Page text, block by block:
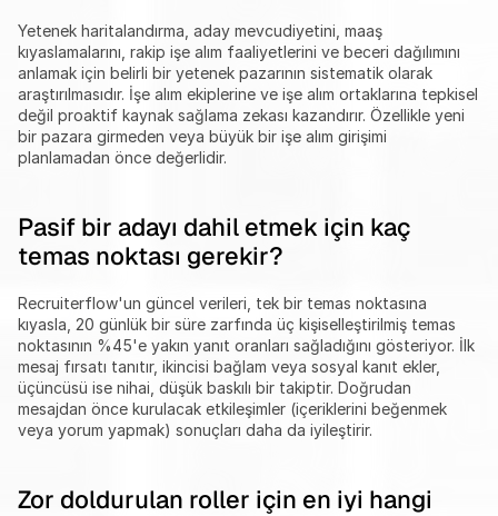
Yetenek haritalandırma, aday mevcudiyetini, maaş
kıyaslamalarını, rakip işe alım faaliyetlerini ve beceri dağılımını
anlamak için belirli bir yetenek pazarının sistematik olarak
araştırılmasıdır. İşe alım ekiplerine ve işe alım ortaklarına tepkisel
değil proaktif kaynak sağlama zekası kazandırır. Özellikle yeni
bir pazara girmeden veya büyük bir işe alım girişimi
planlamadan önce değerlidir.
Pasif bir adayı dahil etmek için kaç
temas noktası gerekir?
Recruiterflow'un güncel verileri, tek bir temas noktasına
kıyasla, 20 günlük bir süre zarfında üç kişiselleştirilmiş temas
noktasının %45'e yakın yanıt oranları sağladığını gösteriyor. İlk
mesaj fırsatı tanıtır, ikincisi bağlam veya sosyal kanıt ekler,
üçüncüsü ise nihai, düşük baskılı bir takiptir. Doğrudan
mesajdan önce kurulacak etkileşimler (içeriklerini beğenmek
veya yorum yapmak) sonuçları daha da iyileştirir.
Zor doldurulan roller için en iyi hangi